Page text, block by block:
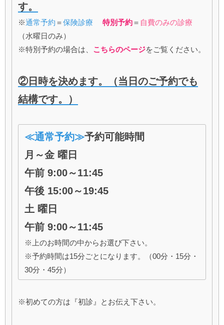
す。
※通常予約 ＝保険診療 特別予約＝ 自費のみの診療
（水曜日のみ）
※特別予約の場合は、 こちらのページをご覧ください。
②日時を決めます。（当日のご予約でも
結構です。）
≪通常予約≫予約可能時間
月～金 曜日
午前 9:00～11:45
午後 15:00～19:45
土 曜日
午前 9:00～11:45
※上のお時間の中からお選び下さい。
※予約時間は15分ごとになります。（00分・15分・
30分・45分）
※初めての方は『初診』とお伝え下さい。